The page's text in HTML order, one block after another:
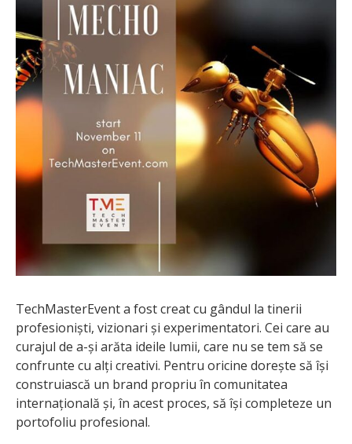
TechMasterEvent a fost creat cu gândul la tinerii
profesioniști, vizionari și experimentatori. Cei care au
curajul de a-și arăta ideile lumii, care nu se tem să se
confrunte cu alți creativi. Pentru oricine dorește să își
construiască un brand propriu în comunitatea
internațională și, în acest proces, să își completeze un
portofoliu profesional.